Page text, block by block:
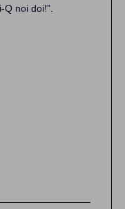
noi doi!”.